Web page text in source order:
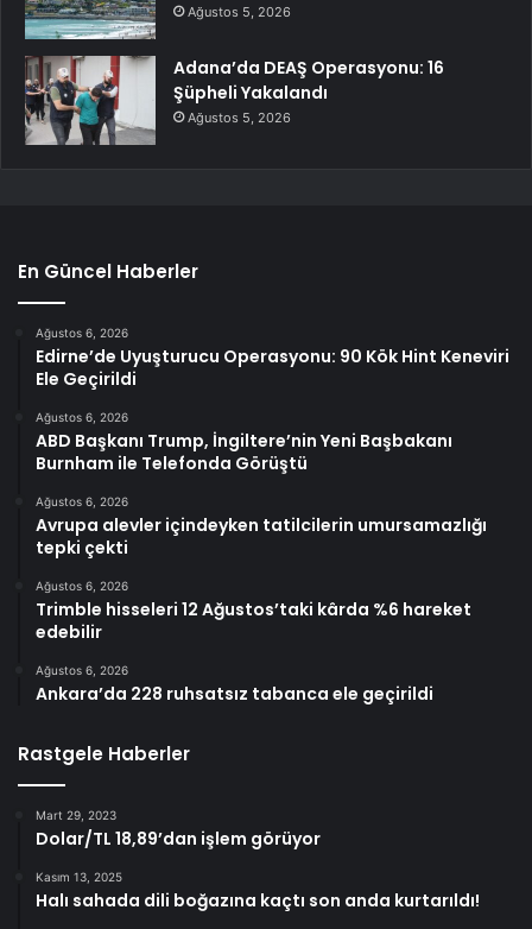
Ağustos 5, 2026
Adana’da DEAŞ Operasyonu: 16
Şüpheli Yakalandı
Ağustos 5, 2026
En Güncel Haberler
Ağustos 6, 2026
Edirne’de Uyuşturucu Operasyonu: 90 Kök Hint Keneviri
Ele Geçirildi
Ağustos 6, 2026
ABD Başkanı Trump, İngiltere’nin Yeni Başbakanı
Burnham ile Telefonda Görüştü
Ağustos 6, 2026
Avrupa alevler içindeyken tatilcilerin umursamazlığı
tepki çekti
Ağustos 6, 2026
Trimble hisseleri 12 Ağustos’taki kârda %6 hareket
edebilir
Ağustos 6, 2026
Ankara’da 228 ruhsatsız tabanca ele geçirildi
Rastgele Haberler
Mart 29, 2023
Dolar/TL 18,89’dan işlem görüyor
Kasım 13, 2025
Halı sahada dili boğazına kaçtı son anda kurtarıldı!